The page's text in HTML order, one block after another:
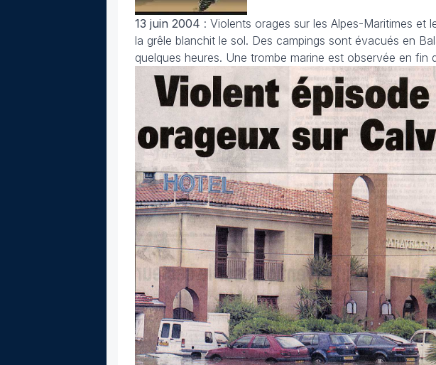
13 juin 2004 : Violents orages sur les Alpes-Maritimes et
la grêle blanchit le sol. Des campings sont évacués en
quelques heures. Une trombe marine est observée en fin